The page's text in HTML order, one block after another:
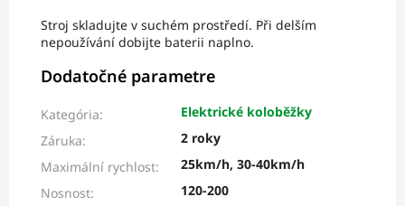
Stroj skladujte v suchém prostředí. Při delším
nepoužívání dobijte baterii naplno.
Dodatočné parametre
Kategória:
Elektrické koloběžky
Záruka:
2 roky
Maximální rychlost:
25km/h, 30-40km/h
Nosnost:
120-200